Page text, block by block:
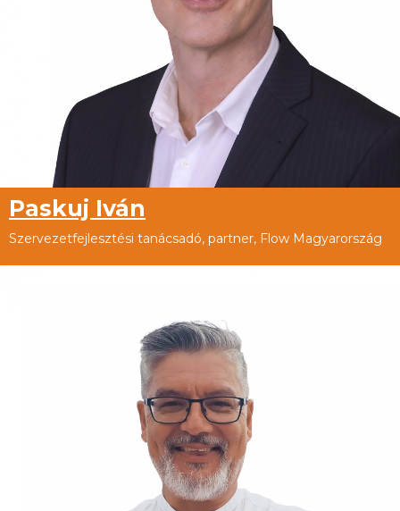
Paskuj Iván
Szervezetfejlesztési tanácsadó, partner, Flow Magyarország